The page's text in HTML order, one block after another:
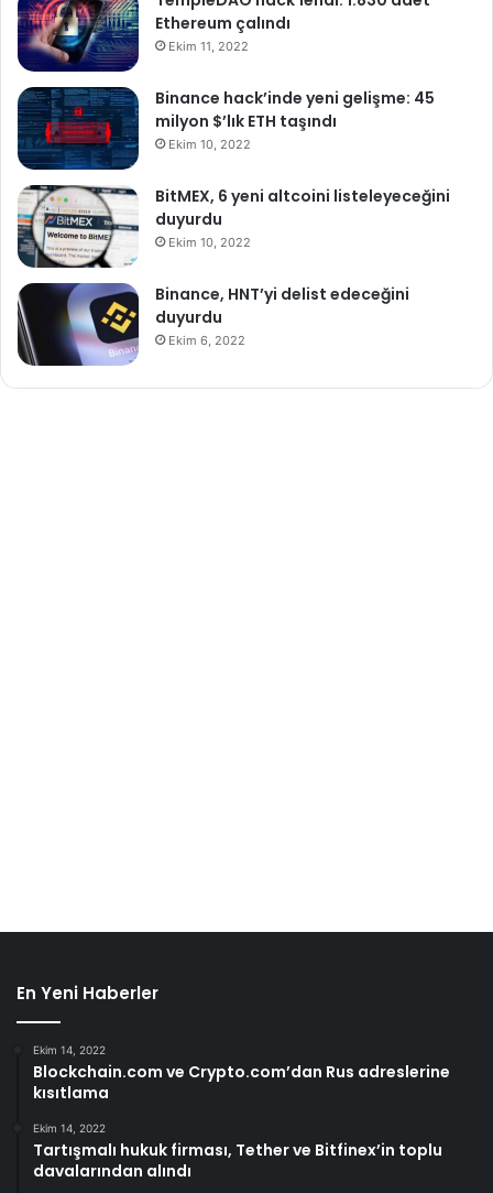
Ethereum çalındı
Ekim 11, 2022
Binance hack’inde yeni gelişme: 45
milyon $’lık ETH taşındı
Ekim 10, 2022
BitMEX, 6 yeni altcoini listeleyeceğini
duyurdu
Ekim 10, 2022
Binance, HNT’yi delist edeceğini
duyurdu
Ekim 6, 2022
En Yeni Haberler
Ekim 14, 2022
Blockchain.com ve Crypto.com’dan Rus adreslerine
kısıtlama
Ekim 14, 2022
Tartışmalı hukuk firması, Tether ve Bitfinex’in toplu
davalarından alındı